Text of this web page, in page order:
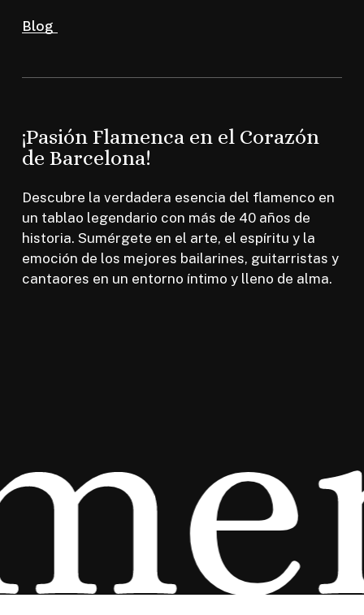
Blog
¡Pasión Flamenca en el Corazón
de Barcelona!
Descubre la verdadera esencia del flamenco en
un tablao legendario con más de 40 años de
historia. Sumérgete en el arte, el espíritu y la
emoción de los mejores bailarines, guitarristas y
cantaores en un entorno íntimo y lleno de alma.